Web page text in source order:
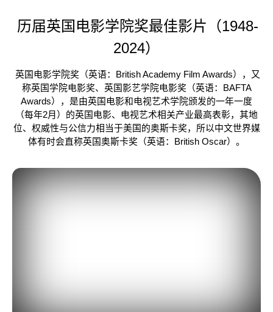
历届英国电影学院奖最佳影片（1948-
2024）
英国电影学院奖（英语：British Academy Film Awards），又
称英国学院电影奖、英国影艺学院电影奖（英语：BAFTA
Awards），是由英国电影和电视艺术学院颁发的一年一度
（每年2月）的英国电影、电视艺术相关产业最高表彰，其地
位、权威性与公信力相当于美国的奥斯卡奖，所以中文世界媒
体有时会直称英国奥斯卡奖（英语：British Oscar）。